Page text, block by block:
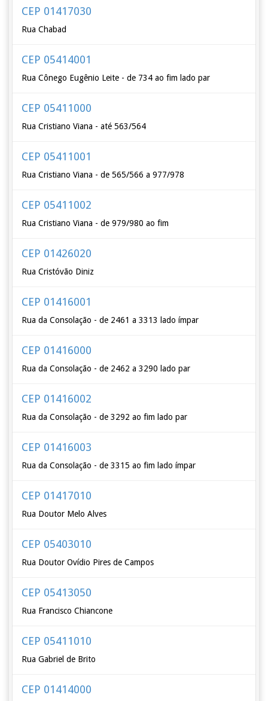
CEP 01417030
Rua Chabad
CEP 05414001
Rua Cônego Eugênio Leite - de 734 ao fim lado par
CEP 05411000
Rua Cristiano Viana - até 563/564
CEP 05411001
Rua Cristiano Viana - de 565/566 a 977/978
CEP 05411002
Rua Cristiano Viana - de 979/980 ao fim
CEP 01426020
Rua Cristóvão Diniz
CEP 01416001
Rua da Consolação - de 2461 a 3313 lado ímpar
CEP 01416000
Rua da Consolação - de 2462 a 3290 lado par
CEP 01416002
Rua da Consolação - de 3292 ao fim lado par
CEP 01416003
Rua da Consolação - de 3315 ao fim lado ímpar
CEP 01417010
Rua Doutor Melo Alves
CEP 05403010
Rua Doutor Ovídio Pires de Campos
CEP 05413050
Rua Francisco Chiancone
CEP 05411010
Rua Gabriel de Brito
CEP 01414000